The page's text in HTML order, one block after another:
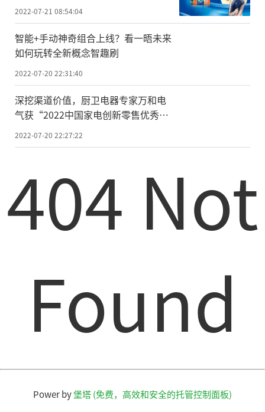
2022-07-21 08:54:04
智能+手动神奇组合上线？看一晤未来
如何玩转全新概念智趣刷
2022-07-20 22:31:40
深挖渠道价值，厨卫电器专家万和电
气获“2022中国家电创新零售优秀案
2022-07-20 22:27:22
404 Not
Found
Power by堡塔 (免费，高效和安全的托管控制面板)